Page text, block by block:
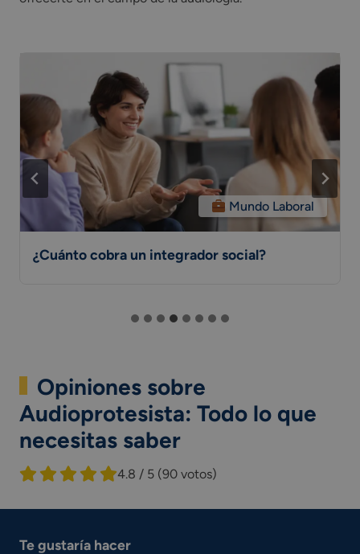
Mundo Laboral
¿Cuánto cobra un integrador social?
Opiniones sobre
Audioprotesista: Todo lo que
necesitas saber
4.8 / 5 (90 votos)
Te gustaría hacer